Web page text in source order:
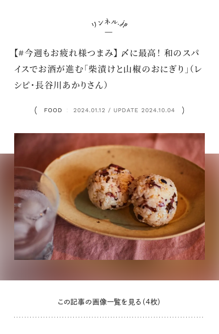
【#今週もお疲れ様つまみ】 〆に最高！ 和のスパ
イスでお酒が進む「柴漬けと山椒のおにぎり」（レ
シピ・長谷川あかりさん）
FOOD ： 2024.01.12 / UPDATE 2024.10.04
この記事の画像一覧を見る（4枚）